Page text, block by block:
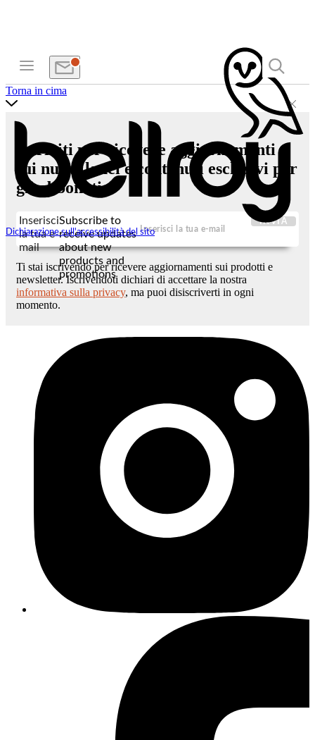
Dichiarazione sull'accessibilità del sito
Torna in cima
Iscriviti per ricevere aggiornamenti
sui nuovi lanci e contenuti esclusivi per
gli abbonati.
Inserisci
la tua e-
mail
Subscribe to
receive updates
about new
products and
promotions
INVIA
Ti stai iscrivendo per ricevere aggiornamenti sui prodotti e
newsletter. Iscrivendoti dichiari di accettare la nostra
informativa sulla privacy, ma puoi disiscriverti in ogni
momento.